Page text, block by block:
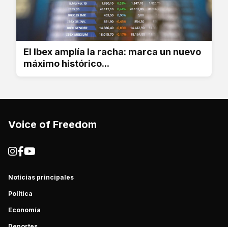
El Ibex amplía la racha: marca un nuevo
máximo histórico...
Voice of Freedom
Noticias principales
Política
Economía